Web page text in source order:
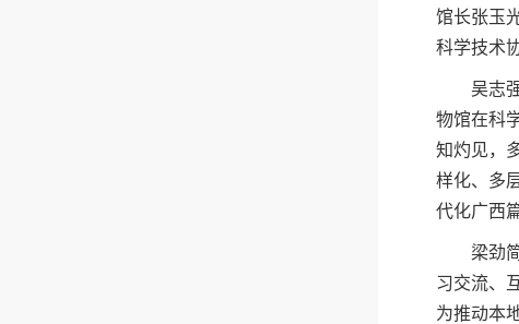
馆长张玉
科学技术
吴志
物馆在科
知灼见，
样化、多
代化广西
梁劲
习交流、
为推动本